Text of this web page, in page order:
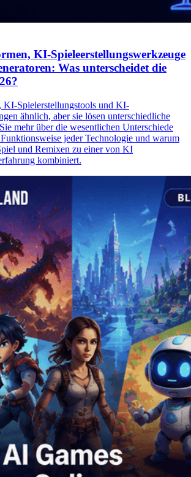
KI-Spieleerstellungswerkzeuge
Was unterscheidet die
Spielerstellungstools und KI-
ähnlich, aber sie lösen unterschiedliche
mehr über die wesentlichen Unterschiede
jeder Technologie und warum
und Remixen zu einer von KI
kombiniert.